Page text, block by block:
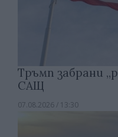
Тръмп забрани
САЩ
07.08.2026 / 13:30